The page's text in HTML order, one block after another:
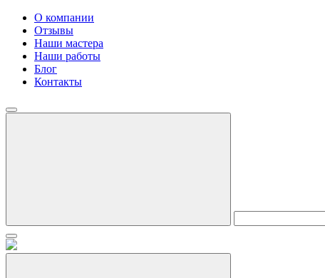
О компании
Отзывы
Наши мастера
Наши работы
Блог
Контакты